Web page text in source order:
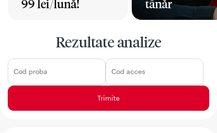
99 lei/lună! tânăr
Rezultate analize
Cod proba Cod acces